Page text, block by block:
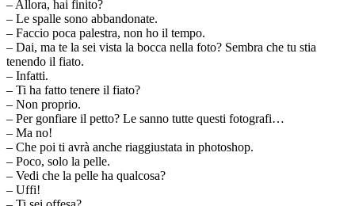
– Allora, hai finito?
– Le spalle sono abbandonate.
– Faccio poca palestra, non ho il tempo.
– Dai, ma te la sei vista la bocca nella foto? Sembra che tu stia
tenendo il fiato.
– Infatti.
– Ti ha fatto tenere il fiato?
– Non proprio.
– Per gonfiare il petto? Le sanno tutte questi fotografi…
– Ma no!
– Che poi ti avrà anche riaggiustata in photoshop.
– Poco, solo la pelle.
– Vedi che la pelle ha qualcosa?
– Uffi!